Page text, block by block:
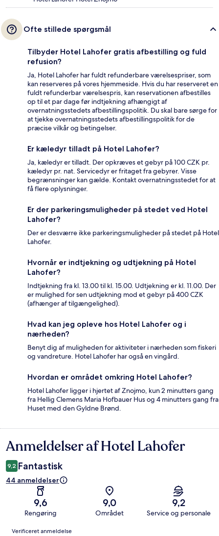
Ofte stillede spørgsmål
Tilbyder Hotel Lahofer gratis afbestilling og fuld
refusion?
Ja, Hotel Lahofer har fuldt refunderbare værelsespriser, som
kan reserveres på vores hjemmeside. Hvis du har reserveret en
fuldt refunderbar værelsespris, kan reservationen afbestilles
op til et par dage før indtjekning afhængigt af
overnatningsstedets afbestillingspolitik. Du skal bare sørge for
at tjekke overnatningsstedets afbestillingspolitik for de
præcise vilkår og betingelser.
Er kæledyr tilladt på Hotel Lahofer?
Ja, kæledyr er tilladt. Der opkræves et gebyr på 100 CZK pr.
kæledyr pr. nat. Servicedyr er fritaget fra gebyrer. Visse
begrænsninger kan gælde. Kontakt overnatningsstedet for at
få flere oplysninger.
Er der parkeringsmuligheder på stedet ved Hotel
Lahofer?
Der er desværre ikke parkeringsmuligheder på stedet på Hotel
Lahofer.
Hvornår er indtjekning og udtjekning på Hotel
Lahofer?
Indtjekning fra kl. 13.00 til kl. 15.00. Udtjekning er kl. 11.00. Der
er mulighed for sen udtjekning mod et gebyr på 400 CZK
(afhænger af tilgængelighed).
Hvad kan jeg opleve hos Hotel Lahofer og i
nærheden?
Benyt dig af muligheden for aktiviteter i nærheden som fiskeri
og vandreture. Hotel Lahofer har også en vingård.
Hvordan er området omkring Hotel Lahofer?
Hotel Lahofer ligger i hjertet af Znojmo, kun 2 minutters gang
fra Hellig Clemens Maria Hofbauer Hus og 4 minutters gang fra
Huset med den Gyldne Brønd.
Anmeldelser
Anmeldelser af Hotel Lahofer
9,2 Fantastisk
44 anmeldelser
9,6
Rengøring
9,0
Området
9,2
Service og personale
Anmeldelser
Verificeret anmeldelse